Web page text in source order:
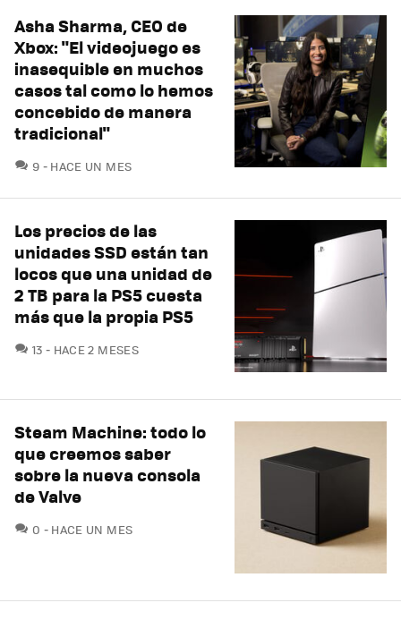
Asha Sharma, CEO de
Xbox: "El videojuego es
inasequible en muchos
casos tal como lo hemos
concebido de manera
tradicional"
9 COMENTARIOS
HACE UN MES
Los precios de las
unidades SSD están tan
locos que una unidad de
2 TB para la PS5 cuesta
más que la propia PS5
13 COMENTARIOS
HACE 2 MESES
Steam Machine: todo lo
que creemos saber
sobre la nueva consola
de Valve
0 COMENTARIOS
HACE UN MES